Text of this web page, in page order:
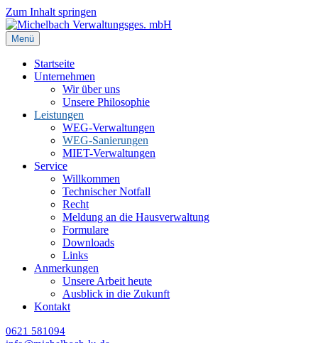
Zum Inhalt springen
Menü
Startseite
Unternehmen
Wir über uns
Unsere Philosophie
Leistungen
WEG-Verwaltungen
WEG-Sanierungen
MIET-Verwaltungen
Service
Willkommen
Technischer Notfall
Recht
Meldung an die Hausverwaltung
Formulare
Downloads
Links
Anmerkungen
Unsere Arbeit heute
Ausblick in die Zukunft
Kontakt
0621 581094